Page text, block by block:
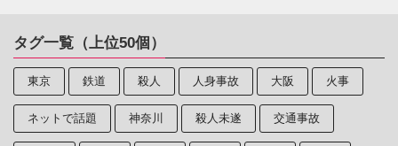
タグ一覧（上位50個）
東京 鉄道 殺人 人身事故 大阪 火事
ネットで話題 神奈川 殺人未遂 交通事故